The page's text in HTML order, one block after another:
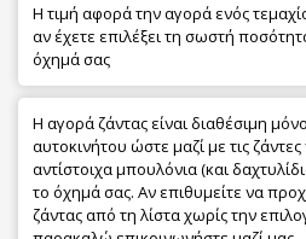
Η τιμή αφορά την αγορά ενός
αν έχετε επιλέξει τη σωστή
όχημά σας
Η αγορά ζάντας είναι διαθέσιμη
αυτοκινήτου ώστε μαζί με τις
αντίστοιχα μπουλόνια (και
το όχημά σας. Αν επιθυμείτε να
ζάντας από τη λίστα χωρίς την